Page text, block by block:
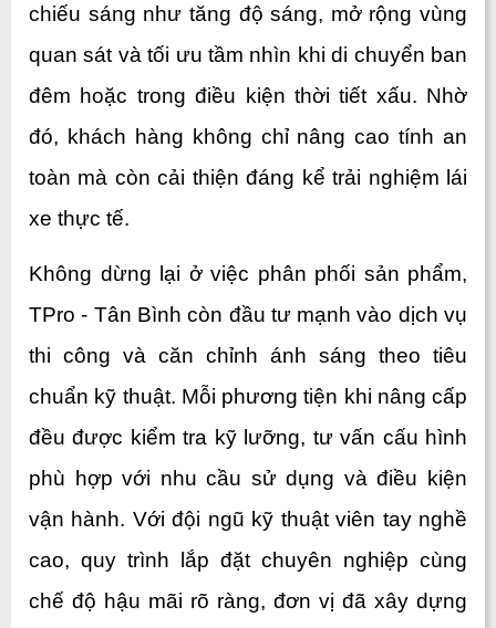
chiếu sáng như tăng độ sáng, mở rộng vùng
quan sát và tối ưu tầm nhìn khi di chuyển ban
đêm hoặc trong điều kiện thời tiết xấu. Nhờ
đó, khách hàng không chỉ nâng cao tính an
toàn mà còn cải thiện đáng kể trải nghiệm lái
xe thực tế.
Không dừng lại ở việc phân phối sản phẩm,
TPro - Tân Bình còn đầu tư mạnh vào dịch vụ
thi công và căn chỉnh ánh sáng theo tiêu
chuẩn kỹ thuật. Mỗi phương tiện khi nâng cấp
đều được kiểm tra kỹ lưỡng, tư vấn cấu hình
phù hợp với nhu cầu sử dụng và điều kiện
vận hành. Với đội ngũ kỹ thuật viên tay nghề
cao, quy trình lắp đặt chuyên nghiệp cùng
chế độ hậu mãi rõ ràng, đơn vị đã xây dựng